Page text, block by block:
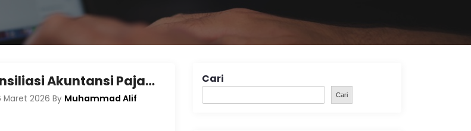
Rekonsiliasi Akuntansi Pajak Surabaya dan Risiko Koreksi
Maret 2026 By Muhammad Alif
Cari
Cari